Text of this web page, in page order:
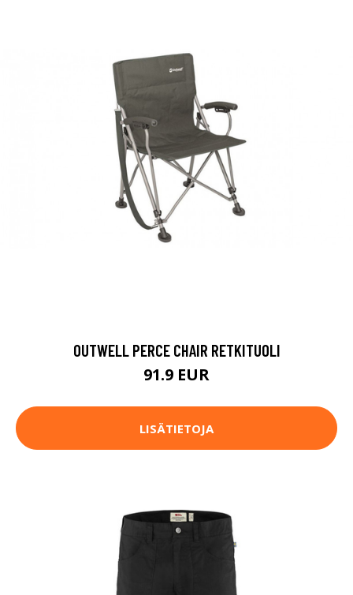
OUTWELL PERCE CHAIR RETKITUOLI
91.9 EUR
LISÄTIETOJA